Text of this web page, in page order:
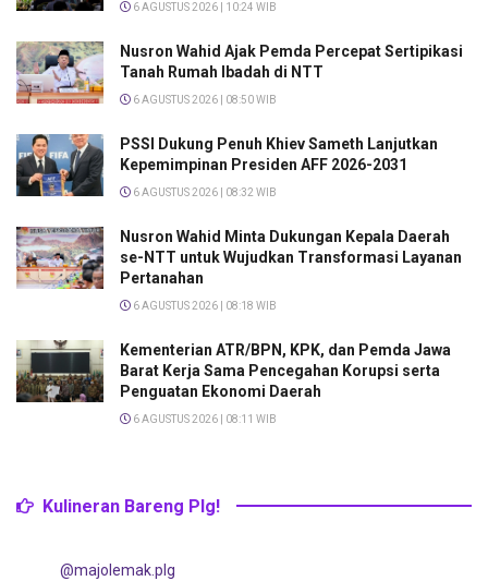
6 AGUSTUS 2026 | 10:24 WIB
Nusron Wahid Ajak Pemda Percepat Sertipikasi
Tanah Rumah Ibadah di NTT
6 AGUSTUS 2026 | 08:50 WIB
PSSI Dukung Penuh Khiev Sameth Lanjutkan
Kepemimpinan Presiden AFF 2026-2031
6 AGUSTUS 2026 | 08:32 WIB
Nusron Wahid Minta Dukungan Kepala Daerah
se-NTT untuk Wujudkan Transformasi Layanan
Pertanahan
6 AGUSTUS 2026 | 08:18 WIB
Kementerian ATR/BPN, KPK, dan Pemda Jawa
Barat Kerja Sama Pencegahan Korupsi serta
Penguatan Ekonomi Daerah
6 AGUSTUS 2026 | 08:11 WIB
Kulineran Bareng Plg!
@majolemak.plg